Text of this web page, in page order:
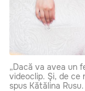
„Dacă va avea un
videoclip. Şi, de ce
spus Kătălina Rusu.